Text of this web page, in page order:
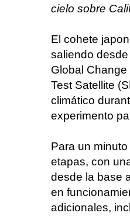
cielo sobre
El cohete
saliendo
Global
Test Satellite
climático
experimento
Para un
etapas, con
desde la base
en
adicionales,